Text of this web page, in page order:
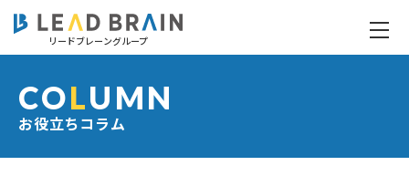
リードブレーングループ
お役立ちコラム
COLUMN